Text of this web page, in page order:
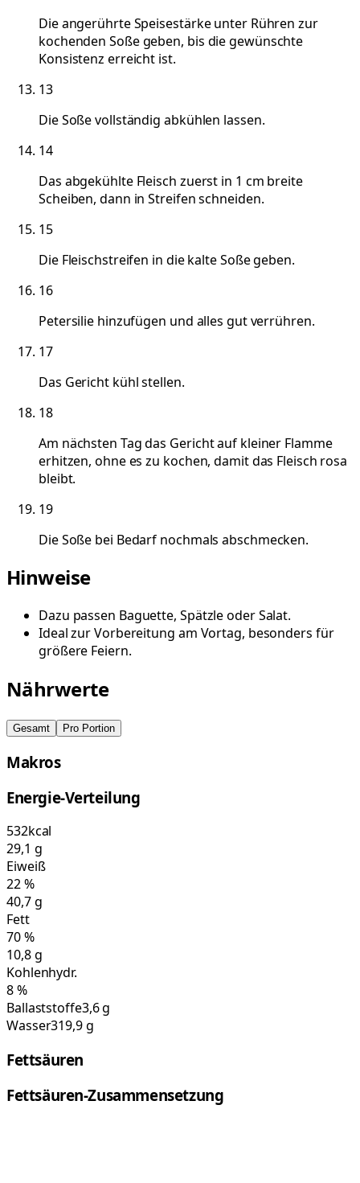
Die angerührte Speisestärke unter Rühren zur
kochenden Soße geben, bis die gewünschte
Konsistenz erreicht ist.
13
Die Soße vollständig abkühlen lassen.
14
Das abgekühlte Fleisch zuerst in 1 cm breite
Scheiben, dann in Streifen schneiden.
15
Die Fleischstreifen in die kalte Soße geben.
16
Petersilie hinzufügen und alles gut verrühren.
17
Das Gericht kühl stellen.
18
Am nächsten Tag das Gericht auf kleiner Flamme
erhitzen, ohne es zu kochen, damit das Fleisch rosa
bleibt.
19
Die Soße bei Bedarf nochmals abschmecken.
Hinweise
Dazu passen Baguette, Spätzle oder Salat.
Ideal zur Vorbereitung am Vortag, besonders für
größere Feiern.
Nährwerte
Gesamt Pro Portion
Makros
Energie-Verteilung
532kcal
29,1 g
Eiweiß
22%
40,7g
Fett
70%
10,8g
Kohlenhydr.
8%
Ballaststoffe3,6 g
Wasser319,9 g
Fettsäuren
Fettsäuren-Zusammensetzung